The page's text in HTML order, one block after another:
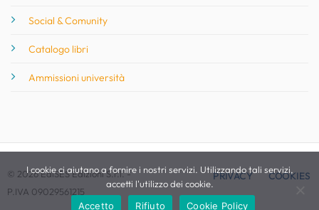
Social & Comunity
Catalogo libri
Ammissioni università
© 2026 EdiSES Edizioni S.r.l. -
P.IVA 09029561215
PRIVACY COOKIES
I cookie ci aiutano a fornire i nostri servizi. Utilizzando tali servizi,
accetti l'utilizzo dei cookie.
Accetto
Rifiuto Cookie Policy